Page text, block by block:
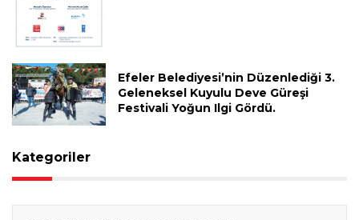
Efeler Belediyesi’nin Düzenlediği 3.
Geleneksel Kuyulu Deve Güreşi
Festivali Yoğun Ilgi Gördü.
Kategoriler